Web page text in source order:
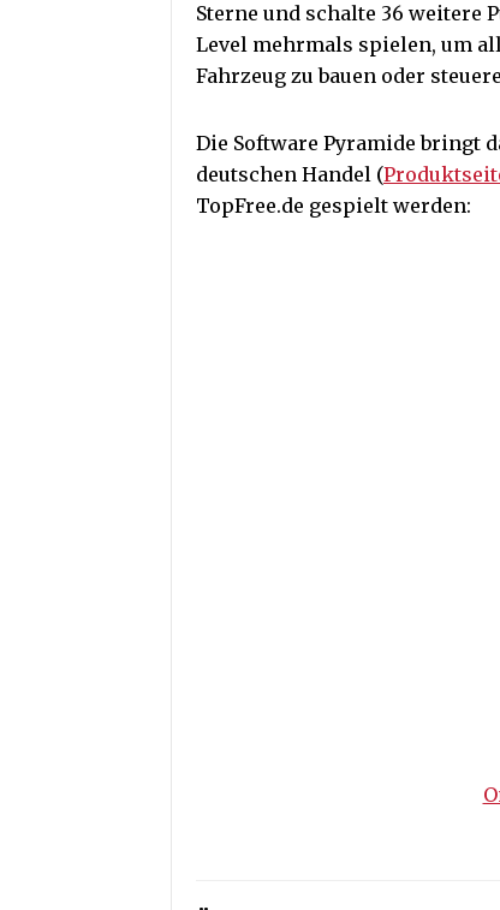
Sterne und schalte 36 weitere
Level mehrmals spielen, um
Fahrzeug zu bauen oder
Die Software Pyramide bringt
deutschen Handel (
TopFree.de gespielt werden: